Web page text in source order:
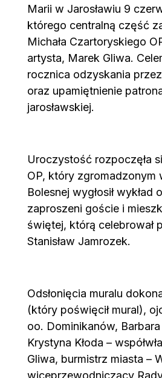
Marii w Jarosławiu 9
którego centralną część
Michała Czartoryskiego
artysta, Marek Gliwa.
rocznica odzyskania
oraz upamiętnienie
jarosławskiej.
Uroczystość rozpoczęła
OP, który zgromadzonym
Bolesnej wygłosił
zaproszeni goście i
świętej, którą celebrował
Stanisław Jamrozek.
Odsłonięcia muralu
(który poświęcił mural),
oo. Dominikanów,
Krystyna Kłoda –
Gliwa, burmistrz miasta –
wiceprzewodniczący